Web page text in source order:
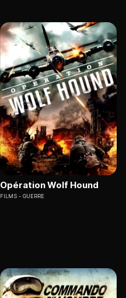
Opération Wolf Hound
FILMS GUERRE